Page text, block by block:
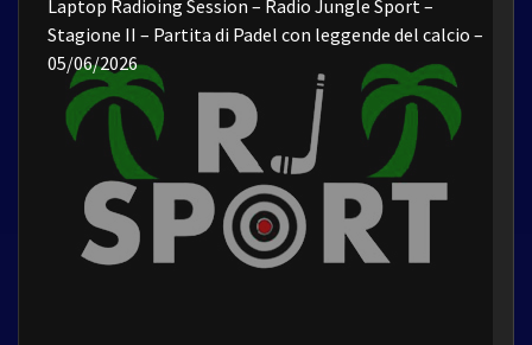
Laptop Radioing Session – Radio Jungle Sport –
Stagione II – Partita di Padel con leggende del calcio –
05/06/2026